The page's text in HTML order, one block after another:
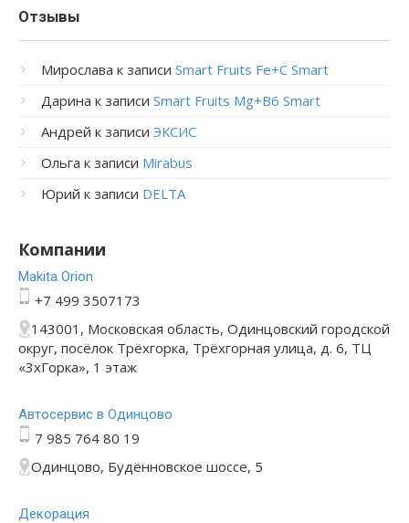
Отзывы
Мирослава к записи Smart Fruits Fe+C Smart
Дарина к записи Smart Fruits Mg+B6 Smart
Андрей к записи ЭКСИС
Ольга к записи Mirabus
Юрий к записи DELTA
Компании
Makita Orion
+7 499 3507173
143001, Московская область, Одинцовский городской
округ, посёлок Трёхгорка, Трёхгорная улица, д. 6, ТЦ
«3хГорка», 1 этаж
Автосервис в Одинцово
7 985 764 80 19
Одинцово, Будённовское шоссе, 5
Декорация